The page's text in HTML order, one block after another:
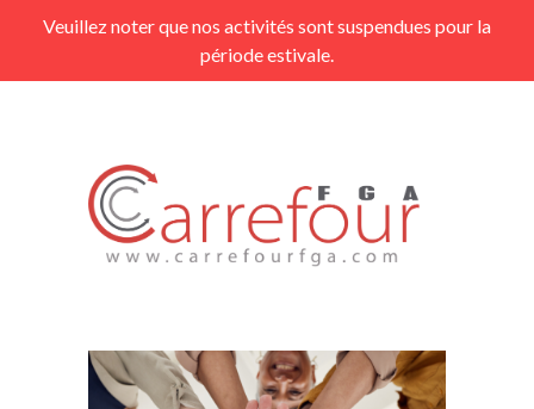
Veuillez noter que nos activités sont suspendues pour la
période estivale.